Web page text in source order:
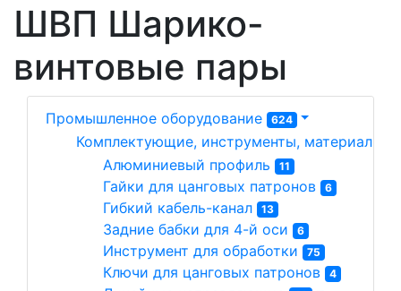
ШВП Шарико-
винтовые пары
Промышленное оборудование 624
Комплектующие, инструменты, материалы
Алюминиевый профиль
11
Гайки для цанговых патронов 6
Гибкий кабель-канал 13
Задние бабки для 4-й оси 6
Инструмент для обработки 75
Ключи для цанговых патронов 4